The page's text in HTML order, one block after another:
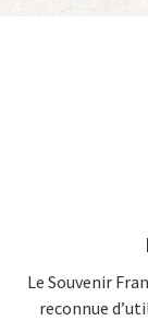
Le Souvenir
reconnue